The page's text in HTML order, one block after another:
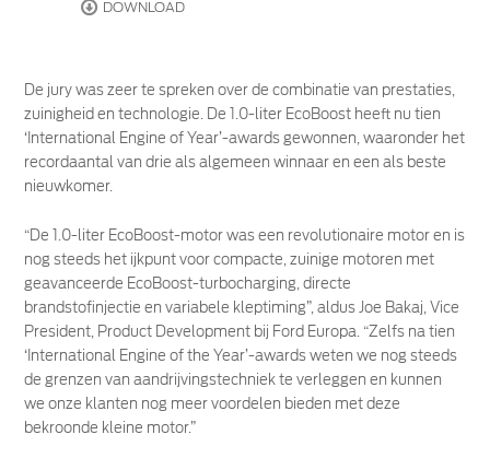
DOWNLOAD
De jury was zeer te spreken over de combinatie van prestaties,
zuinigheid en technologie. De 1.0-liter EcoBoost heeft nu tien
‘International Engine of Year’-awards gewonnen, waaronder het
recordaantal van drie als algemeen winnaar en een als beste
nieuwkomer.
“De 1.0-liter EcoBoost-motor was een revolutionaire motor en is
nog steeds het ijkpunt voor compacte, zuinige motoren met
geavanceerde EcoBoost-turbocharging, directe
brandstofinjectie en variabele kleptiming”, aldus Joe Bakaj, Vice
President, Product Development bij Ford Europa. “Zelfs na tien
‘International Engine of the Year’-awards weten we nog steeds
de grenzen van aandrijvingstechniek te verleggen en kunnen
we onze klanten nog meer voordelen bieden met deze
bekroonde kleine motor.”